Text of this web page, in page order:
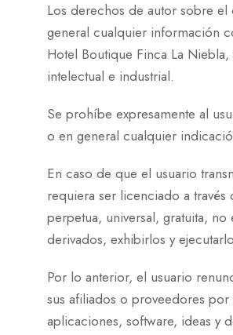
Los derechos de autor sobre
general cualquier información
Hotel Boutique Finca La
intelectual e industrial.
Se prohíbe expresamente al
o en general cualquier
En caso de que el usuario
requiera ser licenciado a través
perpetua, universal, gratuita,
derivados, exhibirlos y
Por lo anterior, el usuario
sus afiliados o proveedores
aplicaciones, software, ideas y